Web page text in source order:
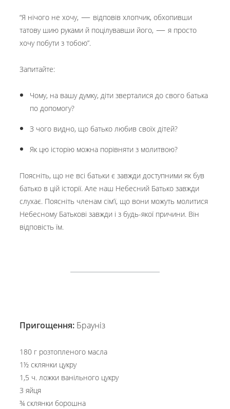
“Я нічого не хочу, — відповів хлопчик, обхопивши
татову шию руками й поцілувавши його, — я просто
хочу побути з тобою”.
Запитайте:
Чому, на вашу думку, діти зверталися до свого батька
по допомогу?
З чого видно, що батько любив своїх дітей?
Як цю історію можна порівняти з молитвою?
Поясніть, що не всі батьки є завжди доступними як був
батько в цій історії. Але наш Небесний Батько завжди
слухає. Поясніть членам сім’ї, що вони можуть молитися
Небесному Батькові завжди і з будь-якої причини. Він
відповість їм.
Пригощення:Брауніз
180 г розтопленого масла
1½ склянки цукру
1,5 ч. ложки ванільного цукру
3 яйця
¾ склянки борошна